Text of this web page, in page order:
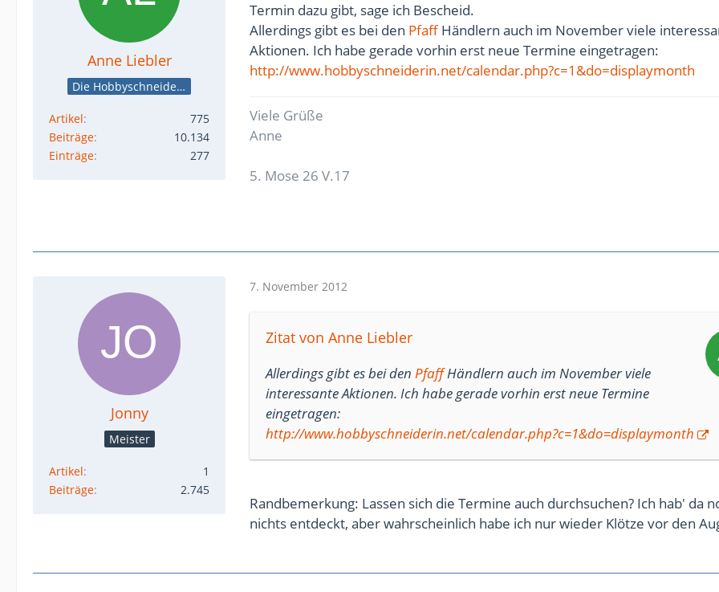
Anne Liebler
Die Hobbyschneiderin
Artikel
775
Beiträge
10.134
Einträge
277
Termin dazu gibt, sage ich Bescheid.
Allerdings gibt es bei den PfaffHändlern auch im November viele
Aktionen. Ich habe gerade vorhin erst neue Termine eingetragen:
http://www.hobbyschneiderin.net/calendar.php?c=1&do=displaymonth
Viele Grüße
Anne
5. Mose 26 V.17
Jonny
Meister
Artikel
1
Beiträge
2.745
7. November 2012
Zitat von Anne Liebler
Allerdings gibt es bei den PfaffHändlern auch im November viele
interessante Aktionen. Ich habe gerade vorhin erst neue Termine
eingetragen:
http://www.hobbyschneiderin.net/calendar.php?c=1&do=displaymonth
Randbemerkung: Lassen sich die Termine auch durchsuchen? Ich hab' da
nichts entdeckt, aber wahrscheinlich habe ich nur wieder Klötze vor den